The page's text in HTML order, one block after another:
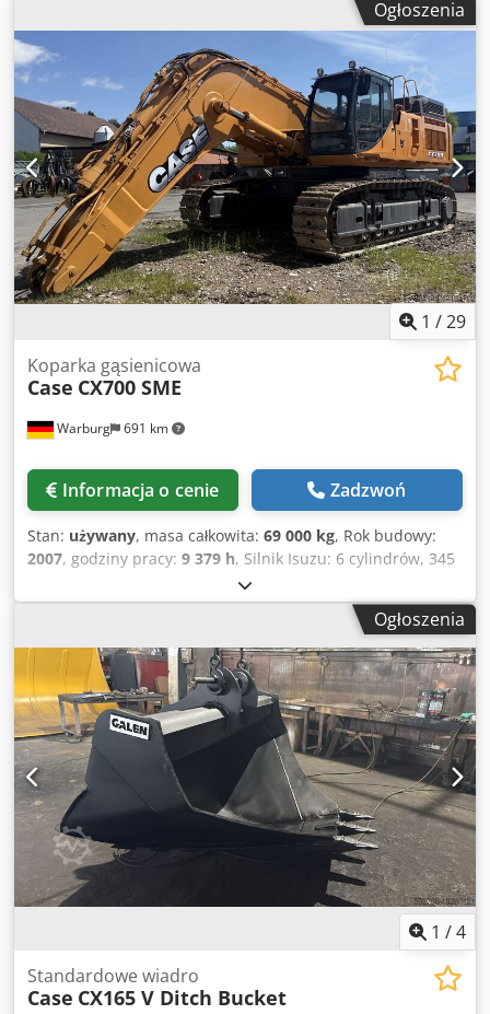
prowadzących działalność gospodarczą. Praca w niepełnym
wymiarze również kwalifikuje. Oferta obejmuje także
instytucje państwowe. Sprzedaż wyłącznie do odbiorców
niebędących konsumentami końcowymi. Sprzedaż w
międzyczasie oraz pomyłki zastrzeżone. Cena netto: 20.900
EUR.
, Case 821C ładowarka
kołowa Rok produkcji 2000 8 000 mth Dwjdpfx Aey Uxt
Ssdqoa 145 kW ok. 18 000 kg Klimatyzacja Centralne
smarowanie Opony: 23,5R25
Ogłoszenia
1 /29
Warburg 691 km
Koparka gąsienicowa
Case CX700 SME
Informacja o cenie Zadzwoń
Stan: używany, masa całkowita: 69 000 kg, Rok budowy:
2007, godziny pracy: 9 379 h, Silnik Isuzu: 6 cylindrów, 345
kW – AH-6WG1X – EPA i CE Wysięgnik 6,58 m Ramie 3 m
Gąsienice 650 mm Wszystkie przewody hydrauliczne
(młot/chwytak i obroty) Dwodjul U H Topfx Adqja
Hydrauliczny szybkozłącze: OIL Quick OQ90 lub Lehnhoff
HS80 Łyżka podsiębierna – 4,55 m³ SAE Masa
transportowa: 69 ton Szerokość transportowa: 3,93 m
Szerokość robocza (4,14 m ze stopniami) Wysokość
transportowa: 4,37 m Maszyna została wyremontowana i
naprawiona w naszym warsztacie Raport na życzenie
Wykonano duży przegląd: wszystkie oleje i filtry, w tym 650
litrów oleju hydraulicznego. CASE Niemcy, marzec 2026:
Silnik ma 6 nowych wtryskiwaczy (faktura na życzenie)
Ogłoszenia
1 /4
Standardowe wiadro
Case CX165 V Ditch Bucket